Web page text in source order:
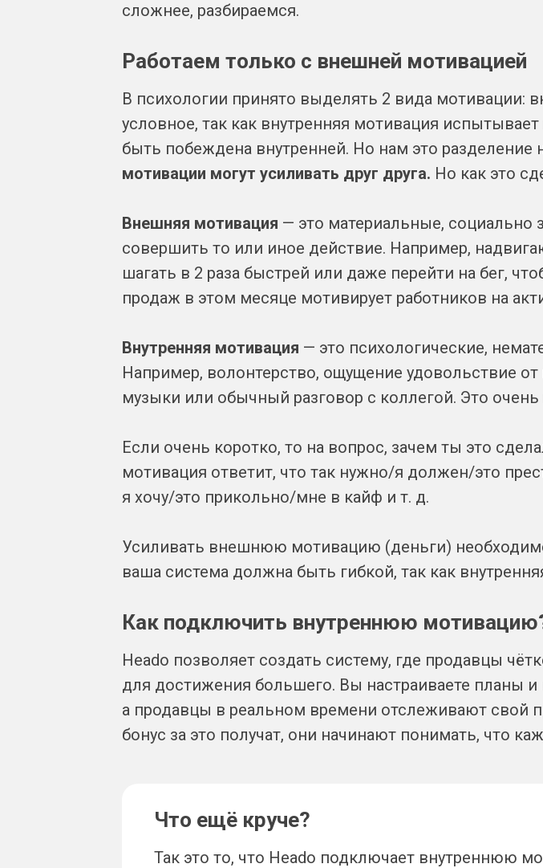
Что ещё круче?
Так это то, что Heado подключает внутреннюю
Как подключить внутреннюю
Heado позволяет создать систему, где продавцы
для достижения большего. Вы настраиваете планы
а продавцы в реальном времени отслеживают свой
бонус за это получат, они начинают понимать, что
Работаем только с внешней мотивацией
В психологии принято выделять 2 вида
условное, так как внутренняя мотивация
быть побеждена внутренней. Но нам это
мотивации могут усиливать друг друга. Но как это
Внешняя мотивация — это материальные,
совершить то или иное действие. Например,
шагать в 2 раза быстрей или даже перейти на бег,
продаж в этом месяце мотивирует работников на
Внутренняя мотивация — это психологические,
Например, волонтерство, ощущение удовольствие
музыки или обычный разговор с коллегой. Это
Если очень коротко, то на вопрос, зачем ты это
мотивация ответит, что так нужно/я должен/это
я хочу/это прикольно/мне в кайф и т. д.
Усиливать внешнюю мотивацию (деньги)
ваша система должна быть гибкой, так как
сложнее, разбираемся.